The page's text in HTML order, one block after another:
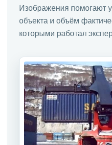
Изображения помогают
объекта и объём
которыми работал